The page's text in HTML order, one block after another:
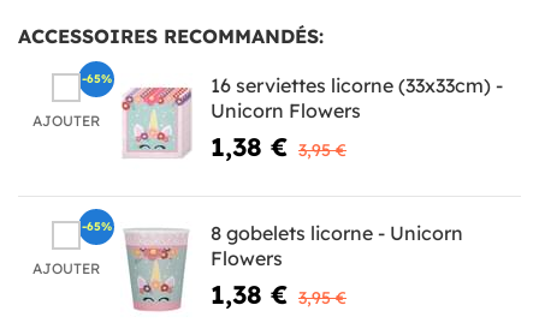
ACCESSOIRES RECOMMANDÉS:
AJOUTER
16 serviettes licorne (33x33cm) -
Unicorn Flowers
1,38 € 3,95 €
-65%
AJOUTER
8 gobelets licorne - Unicorn
Flowers
1,38 € 3,95 €
-65%